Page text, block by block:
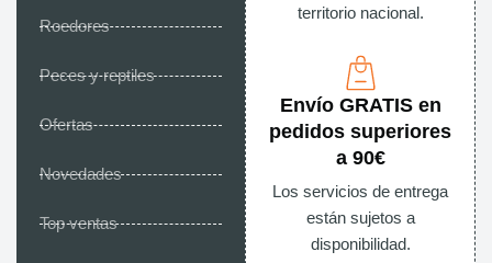
Roedores
Peces y reptiles
Ofertas
Novedades
Top ventas
territorio nacional.
Envío GRATIS en
pedidos superiores
a 90€
Los servicios de entrega
están sujetos a
disponibilidad.